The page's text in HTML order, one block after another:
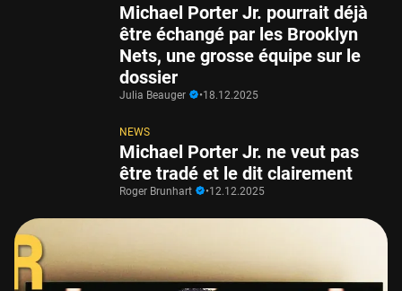
Michael Porter Jr. pourrait déjà
être échangé par les Brooklyn
Nets, une grosse équipe sur le
dossier
Julia Beauger •18.12.2025
NEWS
Michael Porter Jr. ne veut pas
être tradé et le dit clairement
Roger Brunhart •12.12.2025